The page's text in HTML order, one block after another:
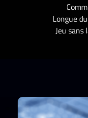
Longue
Jeu sans